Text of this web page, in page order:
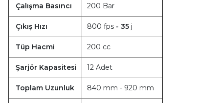
Çalışma Basıncı 200 Bar
Çıkış Hızı 800 fps - 35j
Tüp Hacmi 200 cc
Şarjör Kapasitesi 12 Adet
Toplam Uzunluk 840 mm - 920 mm